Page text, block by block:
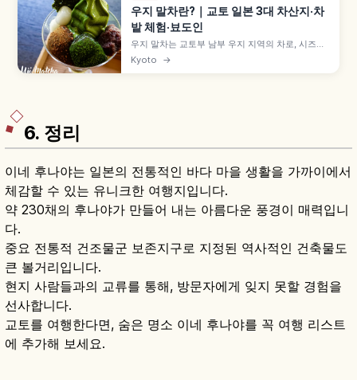
우지 말차란?｜교토 일본 3대 차산지·차
밭 체험·뵤도인
우지 말차는 교토부 남부 우지 지역의 차로, 시즈오
카·사야마와 함께 일본 3대 차산지로 꼽힙니다. 에
이사이와 센노리큐로 이어지는 차 문화, 차잎 따기·
Kyoto →
6. 정리
이네 후나야는 일본의 전통적인 바다 마을 생활을 가까이에서
체감할 수 있는 유니크한 여행지입니다.
약 230채의 후나야가 만들어 내는 아름다운 풍경이 매력입니
다.
중요 전통적 건조물군 보존지구로 지정된 역사적인 건축물도
큰 볼거리입니다.
현지 사람들과의 교류를 통해, 방문자에게 잊지 못할 경험을
선사합니다.
교토를 여행한다면, 숨은 명소 이네 후나야를 꼭 여행 리스트
에 추가해 보세요.